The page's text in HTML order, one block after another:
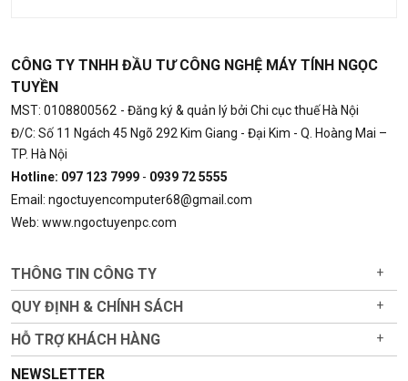
CÔNG TY TNHH ĐẦU TƯ CÔNG NGHỆ MÁY TÍNH NGỌC
TUYỀN
MST: 0108800562 - Đăng ký & quản lý bởi Chi cục thuế Hà Nội
Đ/C: Số 11 Ngách 45 Ngõ 292 Kim Giang - Đại Kim - Q. Hoàng Mai –
TP. Hà Nội
Hotline: 097 123 7999 - 0939 72 5555
Email: ngoctuyencomputer68@gmail.com
Web: www.ngoctuyenpc.com
THÔNG TIN CÔNG TY +
QUY ĐỊNH & CHÍNH SÁCH +
HỖ TRỢ KHÁCH HÀNG +
NEWSLETTER